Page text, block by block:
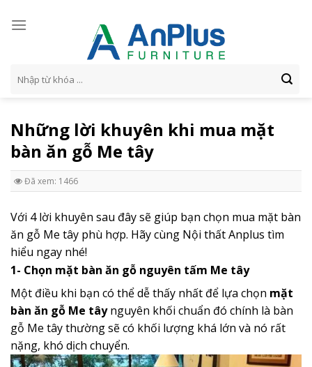
kiếm:
Những lời khuyên khi mua mặt
bàn ăn gỗ Me tây
Đã xem: 1466
Với 4 lời khuyên sau đây sẽ giúp bạn chọn mua mặt bàn
ăn gỗ Me tây phù hợp. Hãy cùng Nội thất Anplus tìm
hiểu ngay nhé!
1- Chọn mặt bàn ăn gỗ nguyên tấm Me tây
Một điều khi bạn có thể dễ thấy nhất để lựa chọn mặt
bàn ăn gỗ Me tâynguyên khối chuẩn đó chính là bàn
gỗ Me tây thường sẽ có khối lượng khá lớn và nó rất
nặng, khó dịch chuyển.